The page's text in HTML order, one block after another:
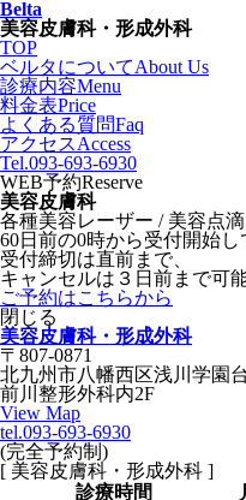
Belta
美容皮膚科・形成外科
TOP
ベルタについてAbout Us
診療内容Menu
料金表Price
よくある質問Faq
アクセスAccess
Tel.093-693-6930
WEB予約Reserve
美容皮膚科
各種美容レーザー / 美容点
60日前の0時から受付開始し
受付締切は直前まで、
キャンセルは３日前まで可能
ご予約はこちらから
閉じる
美容皮膚科・形成外科
〒807-0871
北九州市八幡西区浅川学園
前川整形外科内2F
View Map
tel.093-693-6930
(完全予約制)
[ 美容皮膚科・形成外科 ]
診療時間